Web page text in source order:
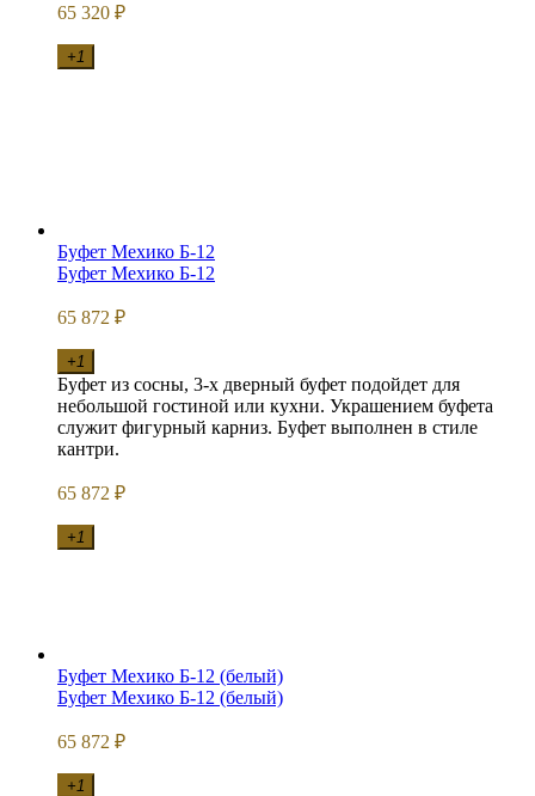
65 320 ₽
+1
Буфет Мехико Б-12
Буфет Мехико Б-12
65 872 ₽
+1
Буфет из сосны, 3-х дверный буфет подойдет для
небольшой гостиной или кухни. Украшением буфета
служит фигурный карниз. Буфет выполнен в стиле
кантри.
65 872 ₽
+1
Буфет Мехико Б-12 (белый)
Буфет Мехико Б-12 (белый)
65 872 ₽
+1